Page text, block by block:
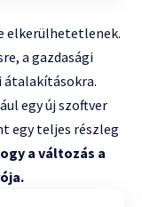
elkerülhetetlenek.
a gazdasági
átalakításokra.
egy új szoftver
egy teljes részleg
a változás a